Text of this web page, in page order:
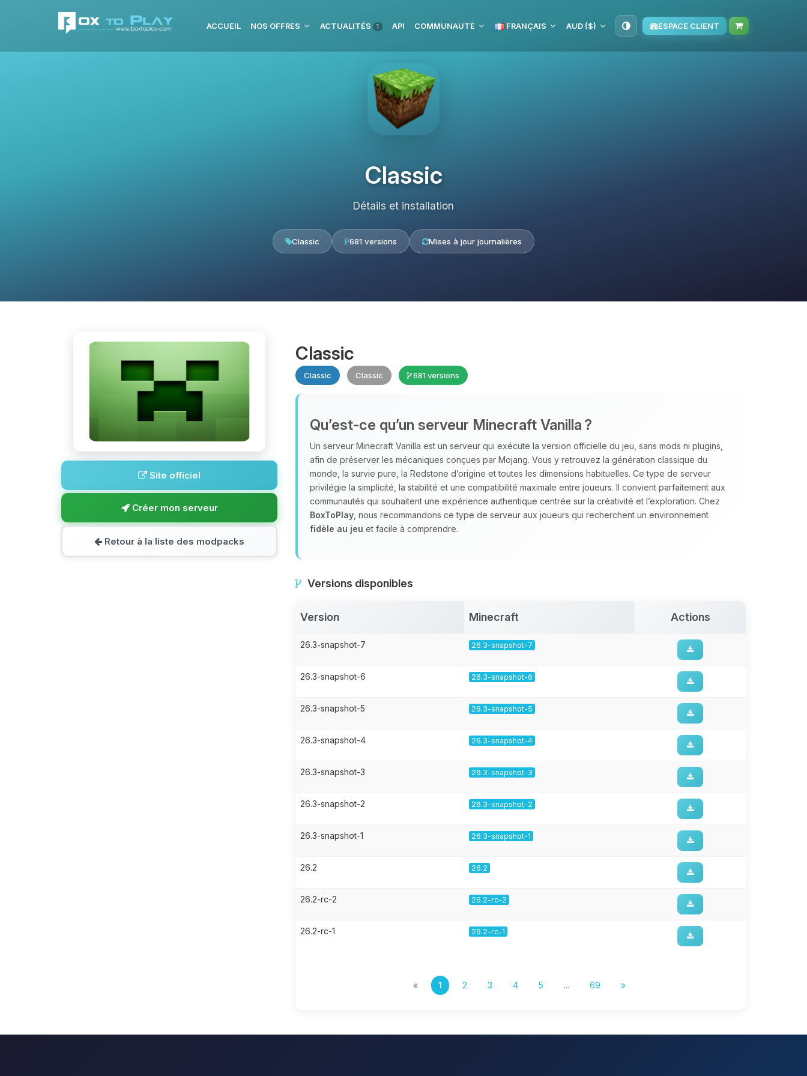
ACCUEIL NOS OFFRES ACTUALITÉS 1 API COMMUNAUTÉ FRANÇAIS AUD ($) ESPACE CLIENT
Classic
Détails et installation
Classic 681 versions Mises à jour journalières
Site officiel
Créer mon serveur
Retour à la liste des modpacks
Classic
Classic Classic 681 versions
Qu’est‑ce qu’un serveur Minecraft Vanilla ?
Un serveur Minecraft Vanilla est un serveur qui exécute la version officielle du jeu, sans mods ni plugins,
afin de préserver les mécaniques conçues par Mojang. Vous y retrouvez la génération classique du
monde, la survie pure, la Redstone d’origine et toutes les dimensions habituelles. Ce type de serveur
privilégie la simplicité, la stabilité et une compatibilité maximale entre joueurs. Il convient parfaitement aux
communautés qui souhaitent une expérience authentique centrée sur la créativité et l’exploration. Chez
BoxToPlay , nous recommandons ce type de serveur aux joueurs qui recherchent un environnement
fidèle au jeu et facile à comprendre.
Versions disponibles
Version Minecraft Actions
26.3-snapshot-7 26.3-snapshot-7
26.3-snapshot-6 26.3-snapshot-6
26.3-snapshot-5 26.3-snapshot-5
26.3-snapshot-4 26.3-snapshot-4
26.3-snapshot-3 26.3-snapshot-3
26.3-snapshot-2 26.3-snapshot-2
26.3-snapshot-1 26.3-snapshot-1
26.2 26.2
26.2-rc-2 26.2-rc-2
26.2-rc-1 26.2-rc-1
« 1 2 3 4 5 ... 69 »